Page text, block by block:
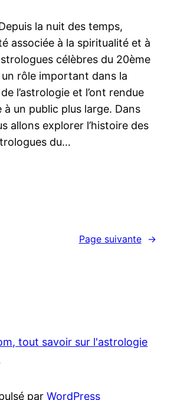
la nuit des temps,
associée à la spiritualité et à
célèbres du 20ème
rôle important dans la
l’astrologie et l’ont rendue
à un public plus large. Dans
allons explorer l’histoire des
du…
Page suivante →
tout savoir sur l'astrologie
parWordPress